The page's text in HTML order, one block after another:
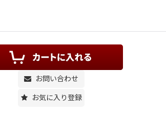
お問い合わせ
お気に入り登録